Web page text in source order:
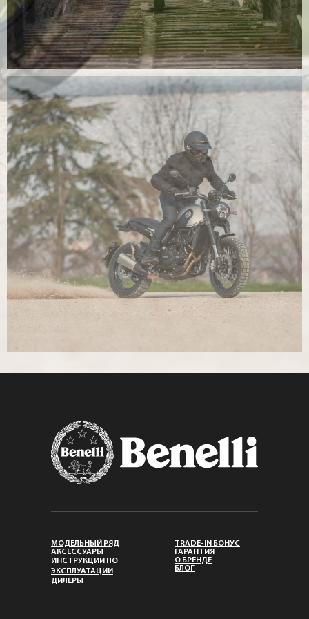
TRADE-IN БОНУС
ГАРАНТИЯ
О БРЕНДЕ
БЛОГ
МОДЕЛЬНЫЙ РЯД
АКСЕССУАРЫ
ИНСТРУКЦИИ ПО
ЭКСПЛУАТАЦИИ
ДИЛЕРЫ